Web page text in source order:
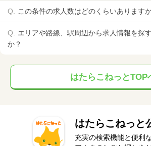
この条件の求人数はどのくらいあります
エリアや路線、駅周辺から求人情報を探
か？
はたらこねっとTOP
はたらこねっと
充実の検索機能と便利